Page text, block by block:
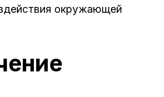
окружающей